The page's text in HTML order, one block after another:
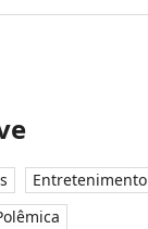
Entretenimento